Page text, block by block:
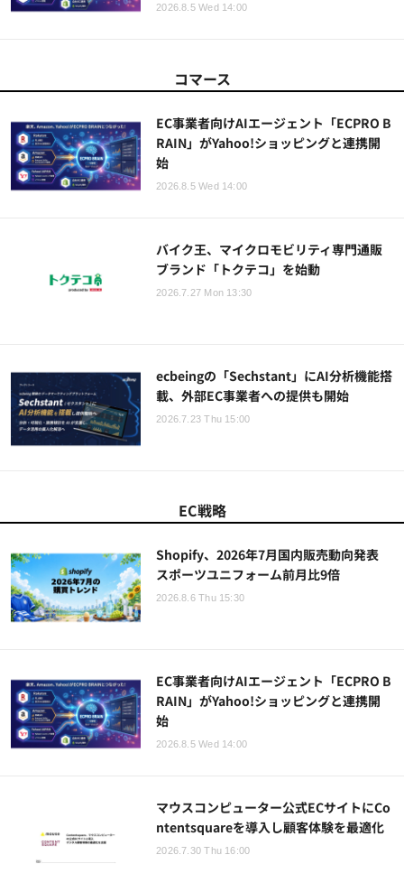
2026.8.5 Wed 14:00
コマース
EC事業者向けAIエージェント「ECPRO B
RAIN」がYahoo!ショッピングと連携開
始
2026.8.5 Wed 14:00
バイク王、マイクロモビリティ専門通販
ブランド「トクテコ」を始動
2026.7.27 Mon 13:30
ecbeingの「Sechstant」にAI分析機能搭
載、外部EC事業者への提供も開始
2026.7.23 Thu 15:00
EC戦略
Shopify、2026年7月国内販売動向発表
スポーツユニフォーム前月比9倍
2026.8.6 Thu 15:30
EC事業者向けAIエージェント「ECPRO B
RAIN」がYahoo!ショッピングと連携開
始
2026.8.5 Wed 14:00
マウスコンピューター公式ECサイトにCo
ntentsquareを導入し顧客体験を最適化
2026.7.30 Thu 16:00